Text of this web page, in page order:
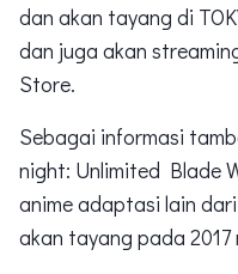
dan akan tayang di
dan juga akan
Store.
Sebagai informasi
night: Unlimited Blade
anime adaptasi lain
akan tayang pada 2017